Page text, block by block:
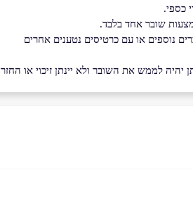
כספי.
שובר אחד בלבד.
נוספים או עם כרטיסים נטענים אחרים
לממש את השובר ולא יינתן זיכוי או החזר